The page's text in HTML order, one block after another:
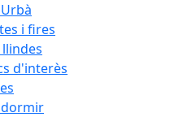
i fires
llindes
d'interès